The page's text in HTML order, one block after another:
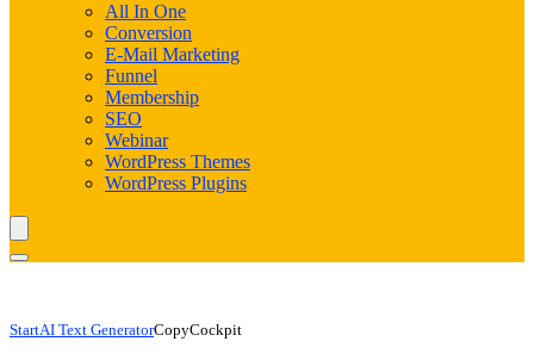
All In One
Conversion
E-Mail Marketing
Funnel
Membership
SEO
Webinar
WordPress Themes
WordPress Plugins
StartAI Text GeneratorCopyCockpit